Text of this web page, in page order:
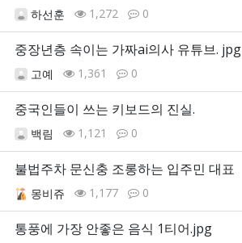
하선훈 1,272 0
중장년층 속이는 가짜ai의사 유튜브. jpg
고예 1,361 0
중국인들이 쓰는 키보드의 진실.
백림 1,121 0
불법주차 문신충 조롱하는 입주민 대표
몽비쥬 1,177 0
통풍에 가장 안좋은 음식 1티어.jpg